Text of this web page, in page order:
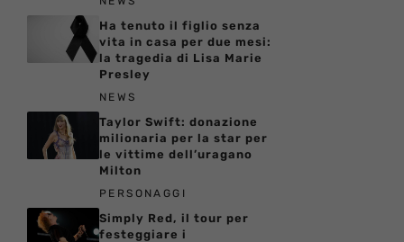
Ha tenuto il figlio senza
vita in casa per due mesi:
la tragedia di Lisa Marie
Presley
NEWS
Taylor Swift: donazione
milionaria per la star per
le vittime dell’uragano
Milton
PERSONAGGI
Simply Red, il tour per
festeggiare i